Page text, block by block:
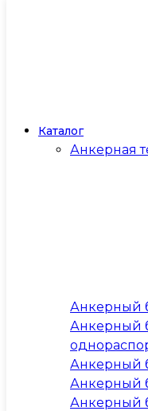
Каталог
Анкерная
Анкерный
Анкерный
Анкерный
Анкерный
Анкерный